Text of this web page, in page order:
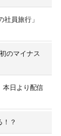
社員旅行」
のマイナス
本日より配信
！？